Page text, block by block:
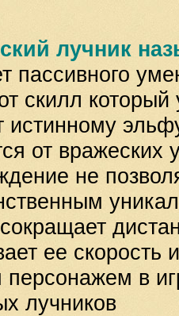
лучник
пассивного
скилл
истинному
от
не
ее скорость
в
лучников